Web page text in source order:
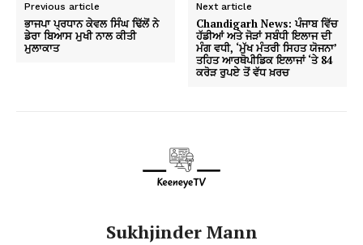
Previous article
ਭਾਜਪਾ ਪ੍ਰਧਾਨ ਕੇਵਲ ਸਿੰਘ ਢਿੱਲੋਂ ਨੇ
ਡੇਰਾ ਬਿਆਸ ਮੁਖੀ ਨਾਲ ਕੀਤੀ
ਮੁਲਾਕਾਤ
Next article
Chandigarh News: ਪੰਜਾਬ ਵਿੱਚ
ਹੱਡੀਆਂ ਅਤੇ ਜੋੜਾਂ ਸਬੰਧੀ ਇਲਾਜ ਦੀ
ਮੰਗ ਵਧੀ, ‘ਮੁੱਖ ਮੰਤਰੀ ਸਿਹਤ ਯੋਜਨਾ’
ਤਹਿਤ ਆਰਥੋਪੀਡਿਕ ਇਲਾਜਾਂ ‘ਤੇ 84
ਕਰੋੜ ਰੁਪਏ ਤੋਂ ਵੱਧ ਖ਼ਰਚ
Sukhjinder Mann